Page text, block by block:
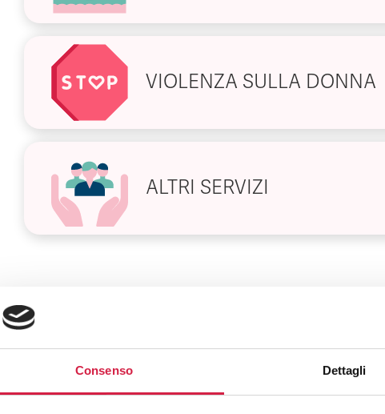
Consenso Dettagli
VIOLENZA SULLA DONNA
ALTRI SERVIZI
FAQ sugli